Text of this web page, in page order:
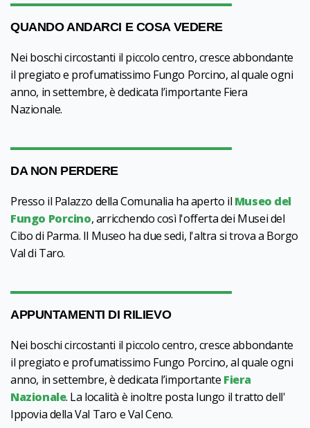
QUANDO ANDARCI E COSA VEDERE
Nei boschi circostanti il piccolo centro, cresce abbondante
il pregiato e profumatissimo Fungo Porcino, al quale ogni
anno, in settembre, è dedicata l’importante Fiera
Nazionale.
DA NON PERDERE
Presso il Palazzo della Comunalia ha aperto il Museo del
Fungo Porcino, arricchendo così l'offerta dei Musei del
Cibo di Parma. Il Museo ha due sedi, l'altra si trova a Borgo
Val di Taro.
APPUNTAMENTI DI RILIEVO
Nei boschi circostanti il piccolo centro, cresce abbondante
il pregiato e profumatissimo Fungo Porcino, al quale ogni
anno, in settembre, è dedicata l’importante Fiera
Nazionale. La località è inoltre posta lungo il tratto dell'
Ippovia della Val Taro e Val Ceno.